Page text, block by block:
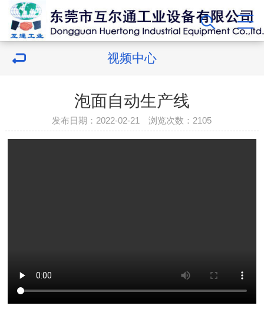
视频中心
泡面自动生产线
发布日期：2022-02-21 浏览次数： 2105